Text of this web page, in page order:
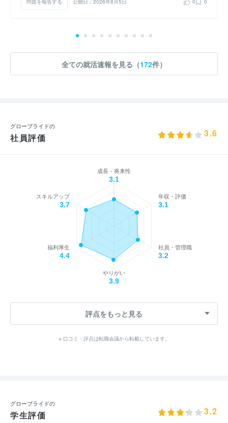
問題を報告する 公開日：2026年8月5日 0 0
全ての就活速報を見る（172件）
グローブライドの
社員評価 3.6
成長・将来性
3.1
年収・評価
3.1
社員・管理職
3.2
やりがい
3.9
福利厚生
4.4
スキルアップ
3.7
評点をもっと見る
※ 口コミ・評点は転職会議から転載しています。
グローブライドの
学生評価 3.2